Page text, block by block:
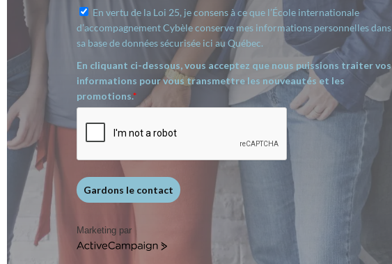
En vertu de la Loi 25, je consens à ce que l’École internationale
d’accompagnement Cybèle conserve mes informations personnelles dans
sa base de données sécurisée ici au Québec.
En cliquant ci-dessous, vous acceptez que nous puissions traiter vos
informations pour vous transmettre les nouveautés et les
promotions.*
Gardons le contact
Marketing par
A